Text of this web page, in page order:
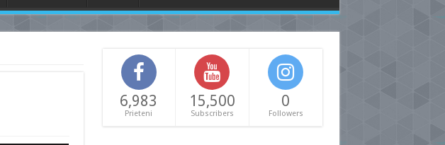
6,983
Prieteni
15,500
Subscribers
0
Followers